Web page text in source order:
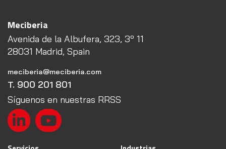
Meciberia
Avenida de la Albufera, 323, 3º 11
28031 Madrid, Spain
meciberia@meciberia.com
T. 900 201 801
Síguenos en nuestras RRSS